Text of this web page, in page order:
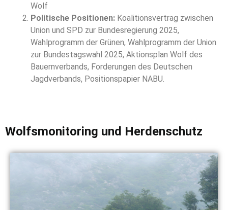
Wolf
Politische Positionen: Koalitionsvertrag zwischen
Union und SPD zur Bundesregierung 2025,
Wahlprogramm der Grünen, Wahlprogramm der Union
zur Bundestagswahl 2025, Aktionsplan Wolf des
Bauernverbands, Forderungen des Deutschen
Jagdverbands, Positionspapier NABU.
Wolfsmonitoring und Herdenschutz